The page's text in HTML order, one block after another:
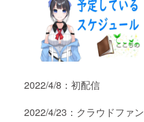
2022/4/8：初配信
2022/4/23：クラウドファン